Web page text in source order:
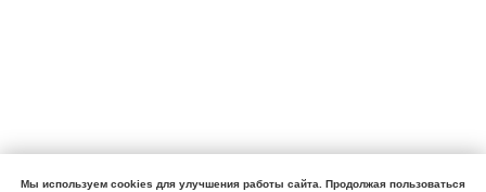
Мы используем cookies для улучшения работы сайта. Продолжая пользоваться